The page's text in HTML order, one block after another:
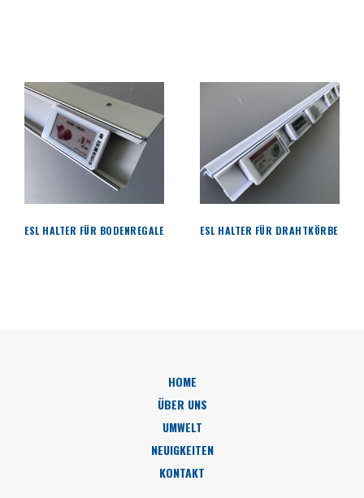
ESL HALTER FÜR BODENREGALE ESL HALTER FÜR DRAHTKÖRBE
HOME
ÜBER UNS
UMWELT
NEUIGKEITEN
KONTAKT